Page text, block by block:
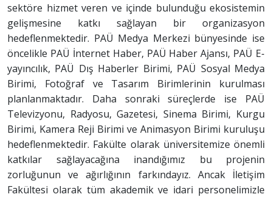
sektöre hizmet veren ve içinde bulunduğu ekosistemin
gelişmesine katkı sağlayan bir organizasyon
hedeflenmektedir. PAÜ Medya Merkezi bünyesinde ise
öncelikle PAÜ İnternet Haber, PAÜ Haber Ajansı, PAÜ E-
yayıncılık, PAÜ Dış Haberler Birimi, PAÜ Sosyal Medya
Birimi, Fotoğraf ve Tasarım Birimlerinin kurulması
planlanmaktadır. Daha sonraki süreçlerde ise PAÜ
Televizyonu, Radyosu, Gazetesi, Sinema Birimi, Kurgu
Birimi, Kamera Reji Birimi ve Animasyon Birimi kuruluşu
hedeflenmektedir. Fakülte olarak üniversitemize önemli
katkılar sağlayacağına inandığımız bu projenin
zorluğunun ve ağırlığının farkındayız. Ancak İletişim
Fakültesi olarak tüm akademik ve idari personelimizle